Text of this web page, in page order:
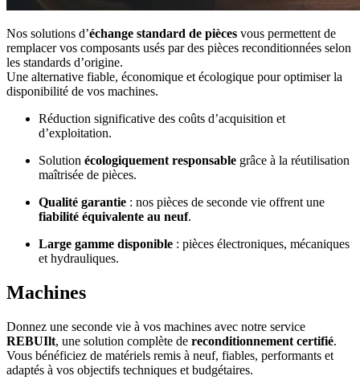
Nos solutions d’échange standard de pièces vous permettent de
remplacer vos composants usés par des pièces reconditionnées selon
les standards d’origine.
Une alternative fiable, économique et écologique pour optimiser la
disponibilité de vos machines.
Réduction significative des coûts d’acquisition et
d’exploitation.
Solution écologiquement responsable grâce à la réutilisation
maîtrisée de pièces.
Qualité garantie : nos pièces de seconde vie offrent une
fiabilité équivalente au neuf.
Large gamme disponible : pièces électroniques, mécaniques
et hydrauliques.
Machines
Donnez une seconde vie à vos machines avec notre service
REBUIlt, une solution complète de reconditionnement certifié.
Vous bénéficiez de matériels remis à neuf, fiables, performants et
adaptés à vos objectifs techniques et budgétaires.